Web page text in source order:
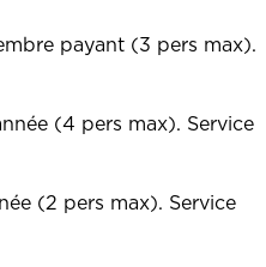
payant (3 pers max).
(4 pers max). Service
(2 pers max). Service